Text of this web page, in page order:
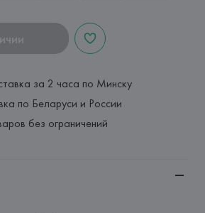
за 2 часа по Минску
по Беларуси и России
без ограничений